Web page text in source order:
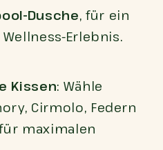
Dusche, für ein
Erlebnis.
Kissen: Wähle
Cirmolo, Federn
maximalen